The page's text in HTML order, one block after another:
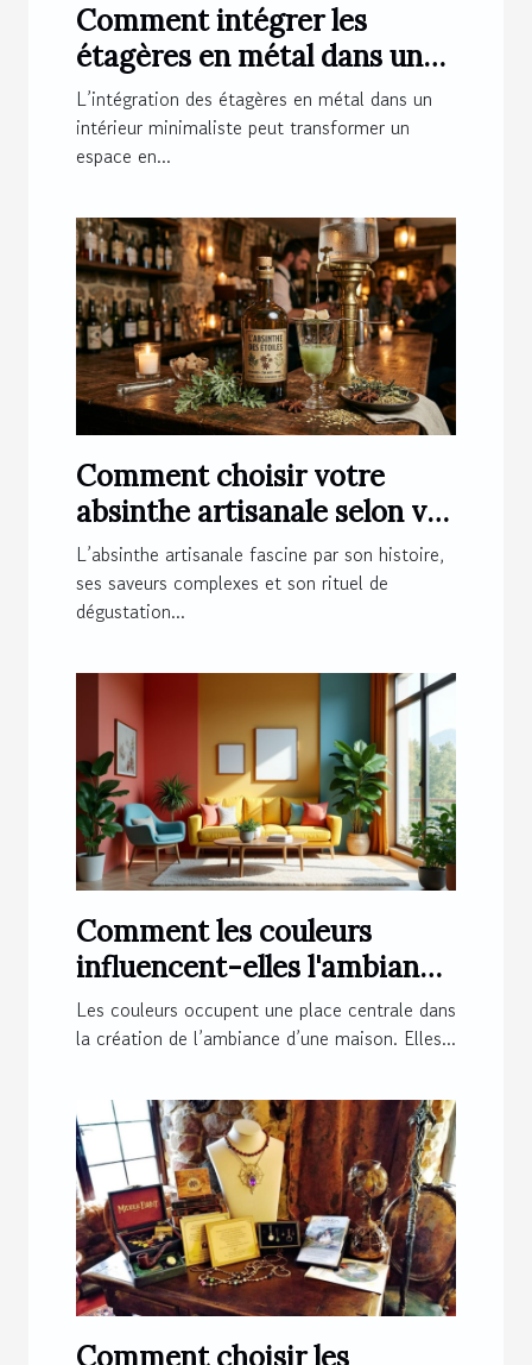
Comment intégrer les
étagères en métal dans un
intérieur minimaliste ?
L’intégration des étagères en métal dans un
intérieur minimaliste peut transformer un
espace en...
Comment choisir votre
absinthe artisanale selon vos
préférences ?
L’absinthe artisanale fascine par son histoire,
ses saveurs complexes et son rituel de
dégustation...
Comment les couleurs
influencent-elles l'ambiance
de votre maison ?
Les couleurs occupent une place centrale dans
la création de l’ambiance d’une maison. Elles...